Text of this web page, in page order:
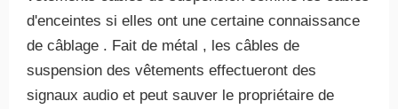
d'enceintes si elles ont une certaine connaissance
de câblage . Fait de métal , les câbles de
suspension des vêtements effectueront des
signaux audio et peut sauver le propriétaire de